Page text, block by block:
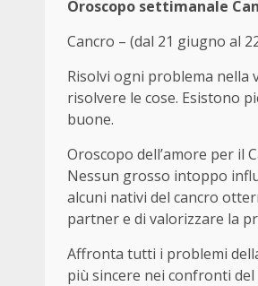
Oroscopo settimanale
Cancro – (dal 21 giugno al
Risolvi ogni problema
risolvere le cose. Esistono
buone.
Oroscopo dell’amore per il
Nessun grosso intoppo
alcuni nativi del cancro
partner e di valorizzare la
Affronta tutti i problemi
più sincere nei confronti